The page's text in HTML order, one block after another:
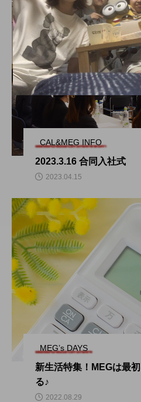
CAL&MEG INFO
2023.3.16 合同入社式
2023.04.15
MEG’s DAYS
新生活特集！MEGは最
る♪
2022.08.29